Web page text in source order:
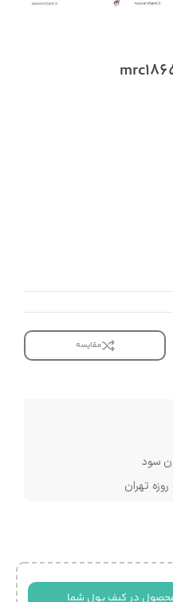
مقایسه
تهران
محصول در کیف پول شما